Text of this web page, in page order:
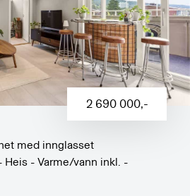
2 690 000,-
med innglasset
Heis - Varme/vann inkl. -